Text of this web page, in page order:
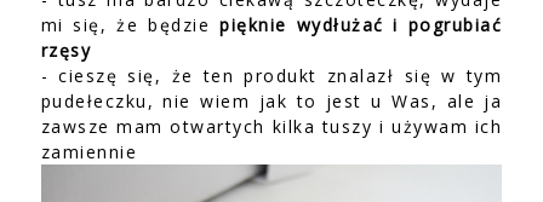
mi się, że będzie pięknie wydłużać i pogrubiać
rzęsy
- cieszę się, że ten produkt znalazł się w tym
pudełeczku, nie wiem jak to jest u Was, ale ja
zawsze mam otwartych kilka tuszy i używam ich
zamiennie